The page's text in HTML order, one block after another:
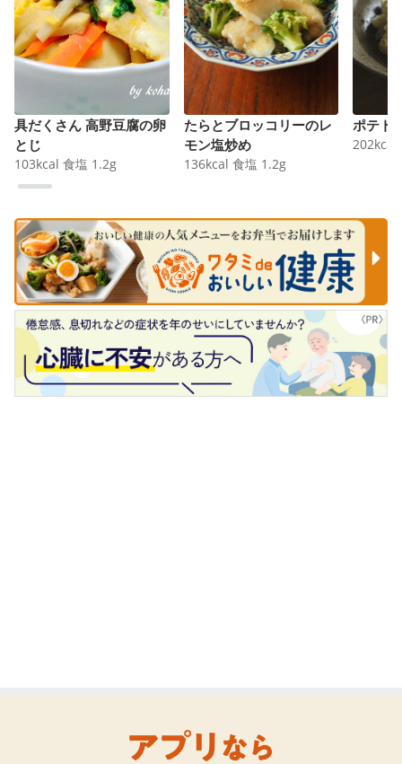
具だくさん 高野豆腐の卵
とじ
103kcal 食塩 1.2g
たらとブロッコリーのレ
モン塩炒め
136kcal 食塩 1.2g
ポテト
202kcal